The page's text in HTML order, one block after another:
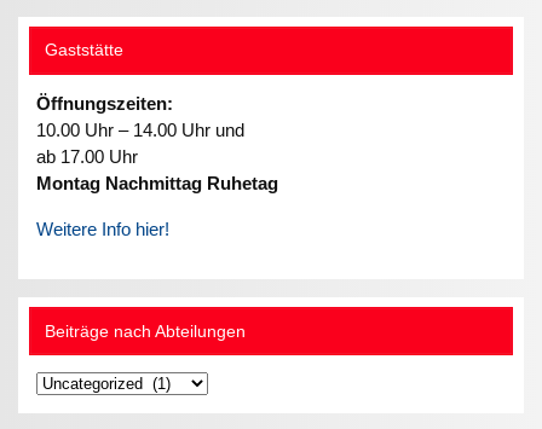
Gaststätte
Öffnungszeiten:
10.00 Uhr – 14.00 Uhr und
ab 17.00 Uhr
Montag Nachmittag Ruhetag
Weitere Info hier!
Beiträge nach Abteilungen
Beiträge
nach
Abteilungen